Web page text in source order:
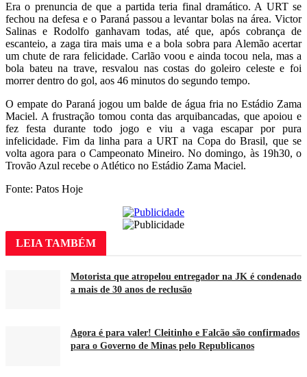
Era o prenuncia de que a partida teria final dramático. A URT se
fechou na defesa e o Paraná passou a levantar bolas na área. Victor
Salinas e Rodolfo ganhavam todas, até que, após cobrança de
escanteio, a zaga tira mais uma e a bola sobra para Alemão acertar
um chute de rara felicidade. Carlão voou e ainda tocou nela, mas a
bola bateu na trave, resvalou nas costas do goleiro celeste e foi
morrer dentro do gol, aos 46 minutos do segundo tempo.
O empate do Paraná jogou um balde de água fria no Estádio Zama
Maciel. A frustração tomou conta das arquibancadas, que apoiou e
fez festa durante todo jogo e viu a vaga escapar por pura
infelicidade. Fim da linha para a URT na Copa do Brasil, que se
volta agora para o Campeonato Mineiro. No domingo, às 19h30, o
Trovão Azul recebe o Atlético no Estádio Zama Maciel.
Fonte: Patos Hoje
LEIA TAMBÉM
Motorista que atropelou entregador na JK é condenado
a mais de 30 anos de reclusão
Agora é para valer! Cleitinho e Falcão são confirmados
para o Governo de Minas pelo Republicanos